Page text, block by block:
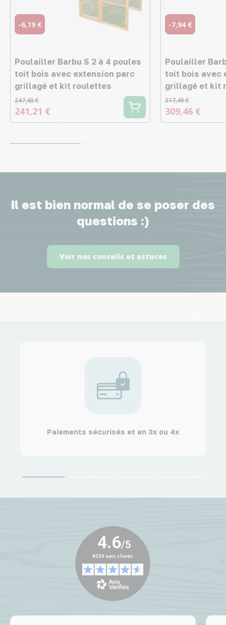
-6,19 €
Poulailler Barbu S 2 à 4 poules
toit bois avec extension parc
grillagé et kit roulettes
247,40 €
241,21 €
-7,94 €
Poulailler
toit bois avec
grillagé et kit
317,40 €
309,46 €
Il est bien normal de se poser des
questions :)
Voir nos conseils et astuces
Paiements sécurisés et en 3x ou 4x